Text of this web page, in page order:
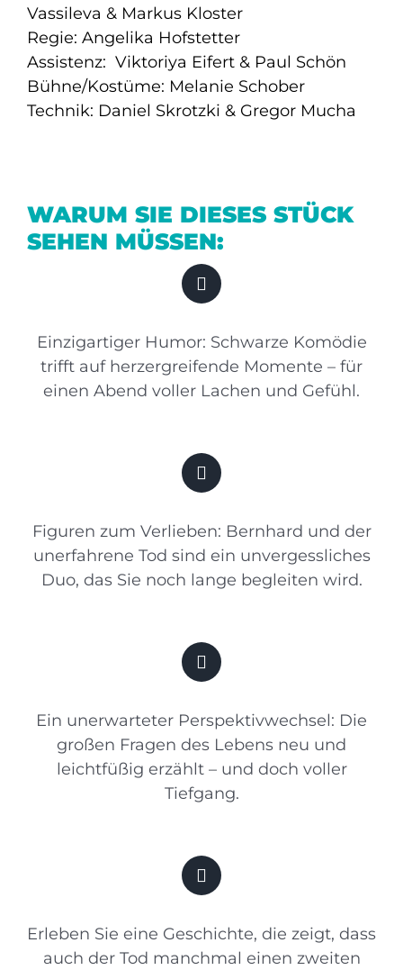
Vassileva & Markus Kloster
Regie: Angelika Hofstetter
Assistenz: Viktoriya Eifert & Paul Schön
Bühne/Kostüme: Melanie Schober
Technik: Daniel Skrotzki & Gregor Mucha
WARUM SIE DIESES STÜCK
SEHEN MÜSSEN:
Einzigartiger Humor: Schwarze Komödie
trifft auf herzergreifende Momente – für
einen Abend voller Lachen und Gefühl.
Figuren zum Verlieben: Bernhard und der
unerfahrene Tod sind ein unvergessliches
Duo, das Sie noch lange begleiten wird.
Ein unerwarteter Perspektivwechsel: Die
großen Fragen des Lebens neu und
leichtfüßig erzählt – und doch voller
Tiefgang.
Erleben Sie eine Geschichte, die zeigt, dass
auch der Tod manchmal einen zweiten